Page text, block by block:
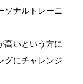
ソナルトレーニ
高いという方に
グにチャレンジ